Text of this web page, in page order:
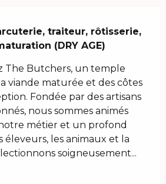
traiteur, rôtisserie,
(DRY AGE)
The Butchers, un temple
viande maturée et des côtes
Fondée par des artisans
nous sommes animés
métier et un profond
éleveurs, les animaux et la
soigneusement...